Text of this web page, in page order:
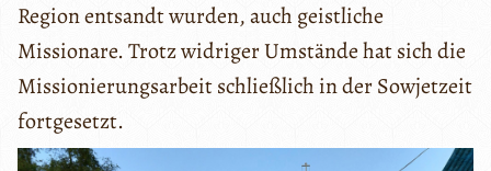
Region entsandt wurden, auch geistliche
Missionare. Trotz widriger Umstände hat sich die
Missionierungsarbeit schließlich in der Sowjetzeit
fortgesetzt.